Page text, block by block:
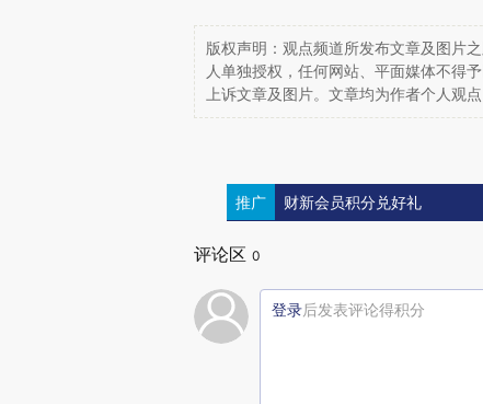
版权声明：观点频道所发布文章及图片
人单独授权，任何网站、平面媒体不得
上诉文章及图片。文章均为作者个人观
推广 财新会员积分兑好礼
评论区 0
登录后发表评论得积分